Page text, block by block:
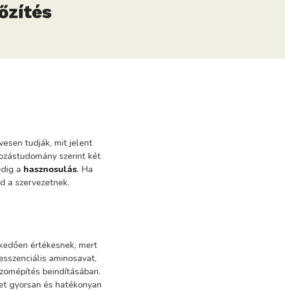
tudják, mit jelent
szerint két
a hasznosulás. Ha
a szervezetnek.
értékesnek, mert
aminosavat,
beindításában.
gyorsan és hatékonyan